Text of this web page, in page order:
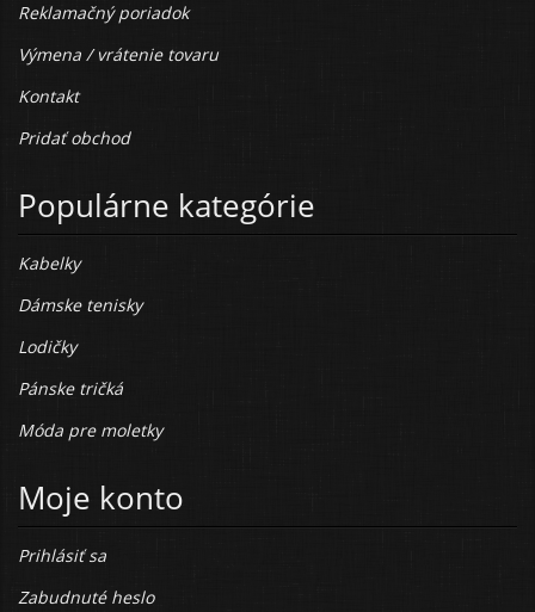
Reklamačný poriadok
Výmena / vrátenie tovaru
Kontakt
Pridať obchod
Populárne kategórie
Kabelky
Dámske tenisky
Lodičky
Pánske tričká
Móda pre moletky
Moje konto
Prihlásiť sa
Zabudnuté heslo